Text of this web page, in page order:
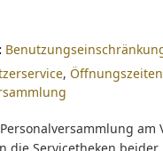
, Öffnungszeiten
am